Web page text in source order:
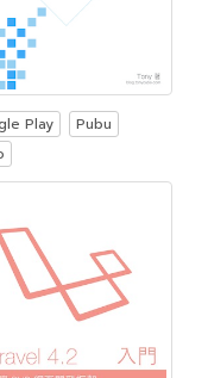
Play
Pubu